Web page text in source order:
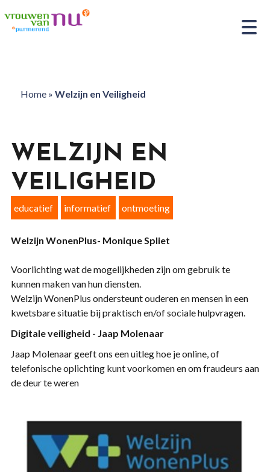
Home» Welzijn en Veiligheid
WELZIJN EN
VEILIGHEID
educatief informatief ontmoeting
Welzijn WonenPlus- Monique Spliet
Voorlichting wat de mogelijkheden zijn om gebruik te
kunnen maken van hun diensten.
Welzijn WonenPlus ondersteunt ouderen en mensen in een
kwetsbare situatie bij praktisch en/of sociale hulpvragen.
Digitale veiligheid - Jaap Molenaar
Jaap Molenaar geeft ons een uitleg hoe je online, of
telefonische oplichting kunt voorkomen en om fraudeurs aan
de deur te weren